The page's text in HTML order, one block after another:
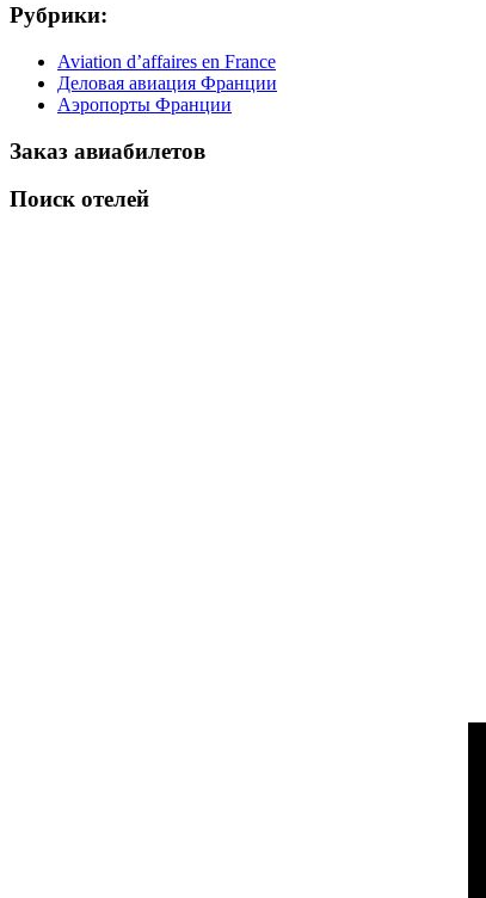
Рубрики:
Aviation d’affaires en France
Деловая авиация Франции
Аэропорты Франции
Заказ авиабилетов
Поиск отелей